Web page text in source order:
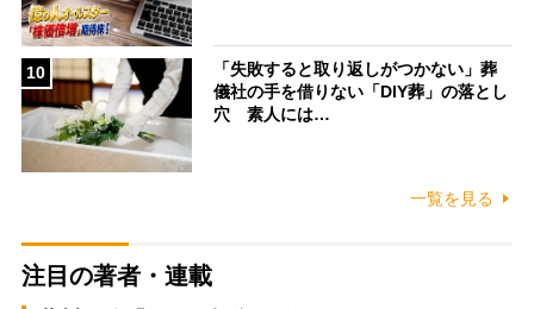
10
「失敗すると取り返しがつかない」葬
儀社の手を借りない「DIY葬」の落とし
穴 素人には…
一覧を見る
注目の著者・連載